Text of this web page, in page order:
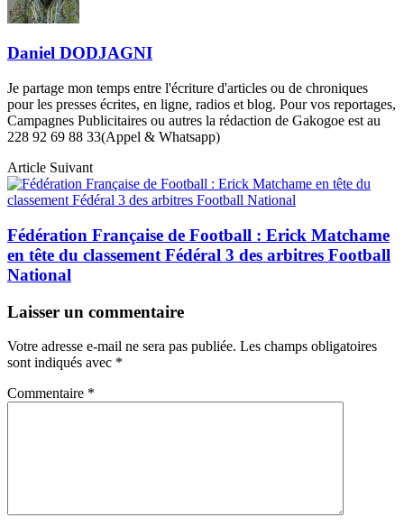
Daniel DODJAGNI
Je partage mon temps entre l'écriture d'articles ou de chroniques
pour les presses écrites, en ligne, radios et blog. Pour vos reportages,
Campagnes Publicitaires ou autres la rédaction de Gakogoe est au
228 92 69 88 33(Appel & Whatsapp)
Article Suivant
Fédération Française de Football : Erick Matchame
en tête du classement Fédéral 3 des arbitres Football
National
Laisser un commentaire
Votre adresse e-mail ne sera pas publiée. Les champs obligatoires
sont indiqués avec *
Commentaire *